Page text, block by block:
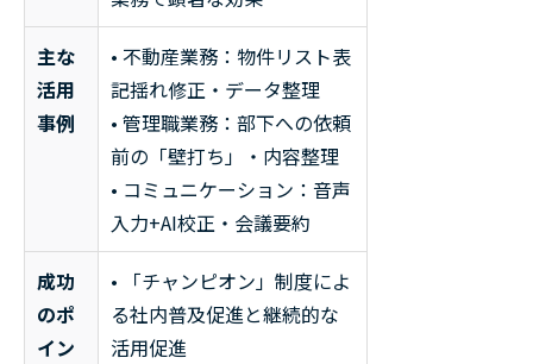
主な
活用
事例
• 不動産業務：物件リスト表
記揺れ修正・データ整理
• 管理職業務：部下への依頼
前の「壁打ち」・内容整理
• コミュニケーション：音声
入力+AI校正・会議要約
成功
のポ
イン
• 「チャンピオン」制度によ
る社内普及促進と継続的な
活用促進